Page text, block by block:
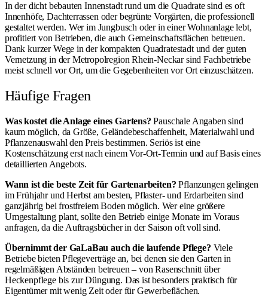
In der dicht bebauten Innenstadt rund um die Quadrate sind es oft
Innenhöfe, Dachterrassen oder begrünte Vorgärten, die professionell
gestaltet werden. Wer im Jungbusch oder in einer Wohnanlage lebt,
profitiert von Betrieben, die auch Gemeinschaftsflächen betreuen.
Dank kurzer Wege in der kompakten Quadratestadt und der guten
Vernetzung in der Metropolregion Rhein-Neckar sind Fachbetriebe
meist schnell vor Ort, um die Gegebenheiten vor Ort einzuschätzen.
Häufige Fragen
Was kostet die Anlage eines Gartens? Pauschale Angaben sind
kaum möglich, da Größe, Geländebeschaffenheit, Materialwahl und
Pflanzenauswahl den Preis bestimmen. Seriös ist eine
Kostenschätzung erst nach einem Vor-Ort-Termin und auf Basis eines
detaillierten Angebots.
Wann ist die beste Zeit für Gartenarbeiten? Pflanzungen gelingen
im Frühjahr und Herbst am besten, Pflaster- und Erdarbeiten sind
ganzjährig bei frostfreiem Boden möglich. Wer eine größere
Umgestaltung plant, sollte den Betrieb einige Monate im Voraus
anfragen, da die Auftragsbücher in der Saison oft voll sind.
Übernimmt der GaLaBau auch die laufende Pflege? Viele
Betriebe bieten Pflegeverträge an, bei denen sie den Garten in
regelmäßigen Abständen betreuen – von Rasenschnitt über
Heckenpflege bis zur Düngung. Das ist besonders praktisch für
Eigentümer mit wenig Zeit oder für Gewerbeflächen.